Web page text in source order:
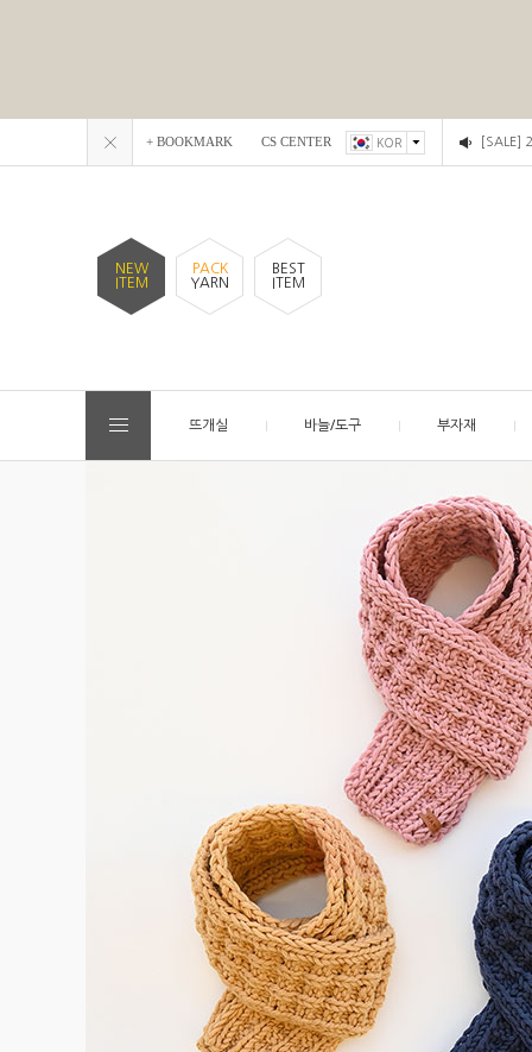
+ BOOKMARK CS CENTER KOR [SALE]
NEW
ITEM
PACK
YARN
BEST
ITEM
뜨개실 바늘/도구 부자재